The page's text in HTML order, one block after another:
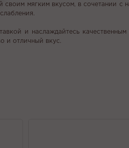
мягким вкусом, в сочетании с
и наслаждайтесь качественным
и отличный вкус.